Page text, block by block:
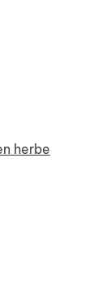
herbe